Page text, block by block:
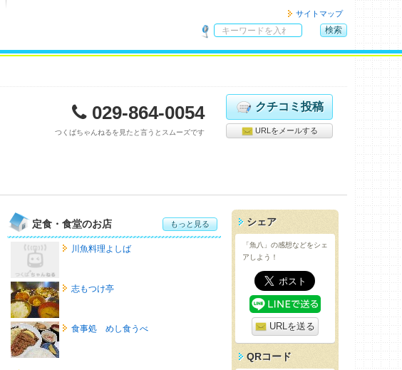
サイトマップ
内
索
検索
029-864-0054
つくばちゃんねるを見たと言うとスムーズです
クチコミ投稿
URLをメールする
定食・食堂のお店 もっと見る
川魚料理よしば
志もつけ亭
食事処 めし食うべ
シェア
「魚八」の感想などをシェ
アしよう！
URLを送る
QRコード